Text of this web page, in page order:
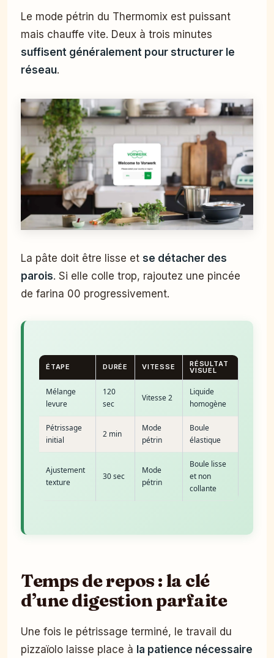
Le mode pétrin du Thermomix est puissant
mais chauffe vite. Deux à trois minutes
suffisent généralement pour structurer le
réseau.
La pâte doit être lisse et se détacher des
parois. Si elle colle trop, rajoutez une pincée
de farina 00 progressivement.
ÉTAPE DURÉE VITESSE RÉSULTAT
VISUEL
Mélange
levure
120
sec
Vitesse 2
Liquide
homogène
Pétrissage
initial
2 min
Mode
pétrin
Boule
élastique
Ajustement
texture
30 sec
Mode
pétrin
Boule lisse
et non
collante
Temps de repos : la clé
d’une digestion parfaite
Une fois le pétrissage terminé, le travail du
pizzaïolo laisse place à la patience nécessaire